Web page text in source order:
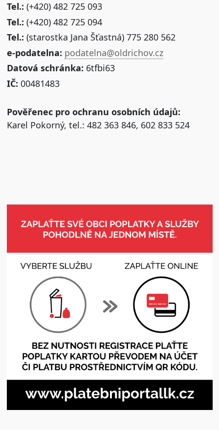
Tel.: (+420) 482 725 093
Tel.: (+420) 482 725 094
Tel.: (starostka Jana Šťastná) 775 280 562
e-podatelna: podatelna@oldrichov.cz
Datová schránka: 6tfbi63
IČ: 00481483
Pověřenec pro ochranu osobních údajů:
Karel Pokorný, tel.: 482 363 846, 602 833 524